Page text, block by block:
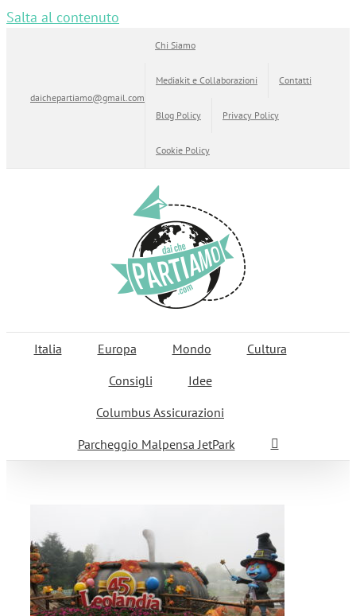
Salta al contenuto
daichepartiamo@gmail.com
Chi Siamo
Mediakit e Collaborazioni Contatti
Blog Policy Privacy Policy
Cookie Policy
Italia Europa Mondo
Cultura
Consigli
Idee
Columbus Assicurazioni
Parcheggio Malpensa JetPark